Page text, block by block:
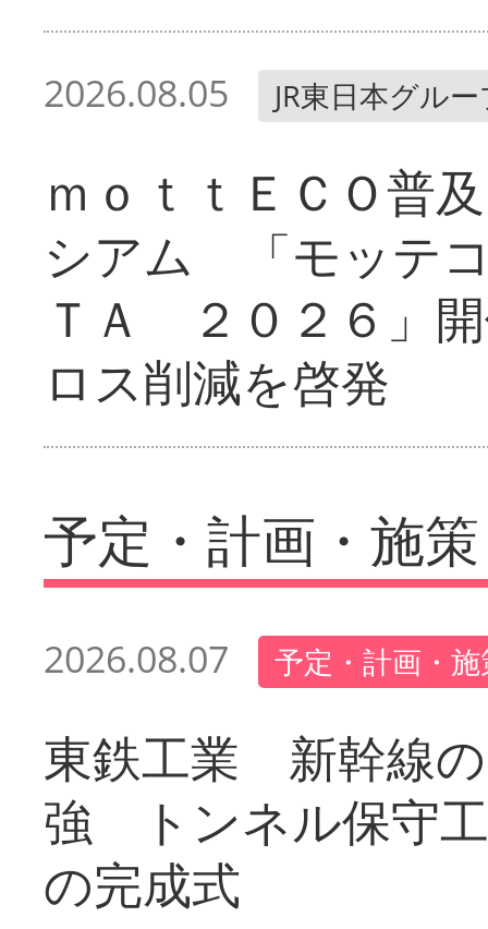
2026.08.05 JR東日本グル
ｍｏｔｔＥＣＯ普
シアム 「モッテ
ＴＡ ２０２６」
ロス削減を啓発
予定・計画・施策
2026.08.07 予定・計画・
東鉄工業 新幹線
強 トンネル保守
の完成式